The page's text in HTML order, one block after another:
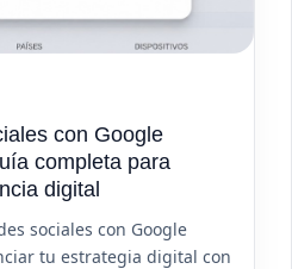
con Google
completa para
digital
sociales con Google
tu estrategia digital con